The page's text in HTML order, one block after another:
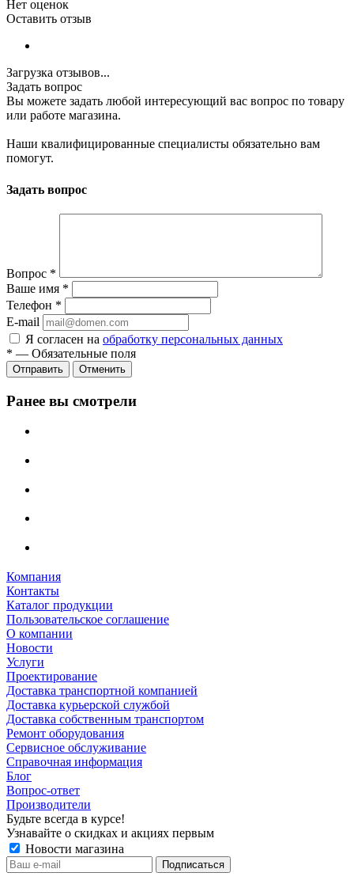
Нет оценок
Оставить отзыв
Загрузка отзывов...
Задать вопрос
Вы можете задать любой интересующий вас вопрос по товару
или работе магазина.
Наши квалифицированные специалисты обязательно вам
помогут.
Задать вопрос
Вопрос *
Ваше имя *
Телефон *
E-mail
Я согласен на обработку персональных данных
* — Обязательные поля
Отменить
Ранее вы смотрели
Компания
Контакты
Каталог продукции
Пользовательское соглашение
О компании
Новости
Услуги
Проектирование
Доставка транспортной компанией
Доставка курьерской службой
Доставка собственным транспортом
Ремонт оборудования
Сервисное обслуживание
Справочная информация
Блог
Вопрос-ответ
Производители
Будьте всегда в курсе!
Узнавайте о скидках и акциях первым
Новости магазина